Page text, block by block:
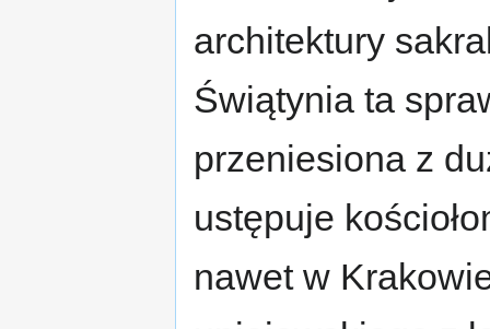
architektury
Świątynia ta
przeniesiona z
ustępuje
nawet w